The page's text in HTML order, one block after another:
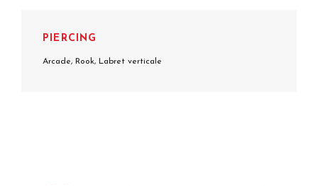
PIERCING
Arcade, Rook, Labret verticale